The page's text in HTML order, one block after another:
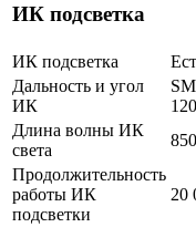
ИК подсветка
ИК подсветка
Дальность и угол
ИК
Длина волны ИК
света
Продолжительность
работы ИК
подсветки
20